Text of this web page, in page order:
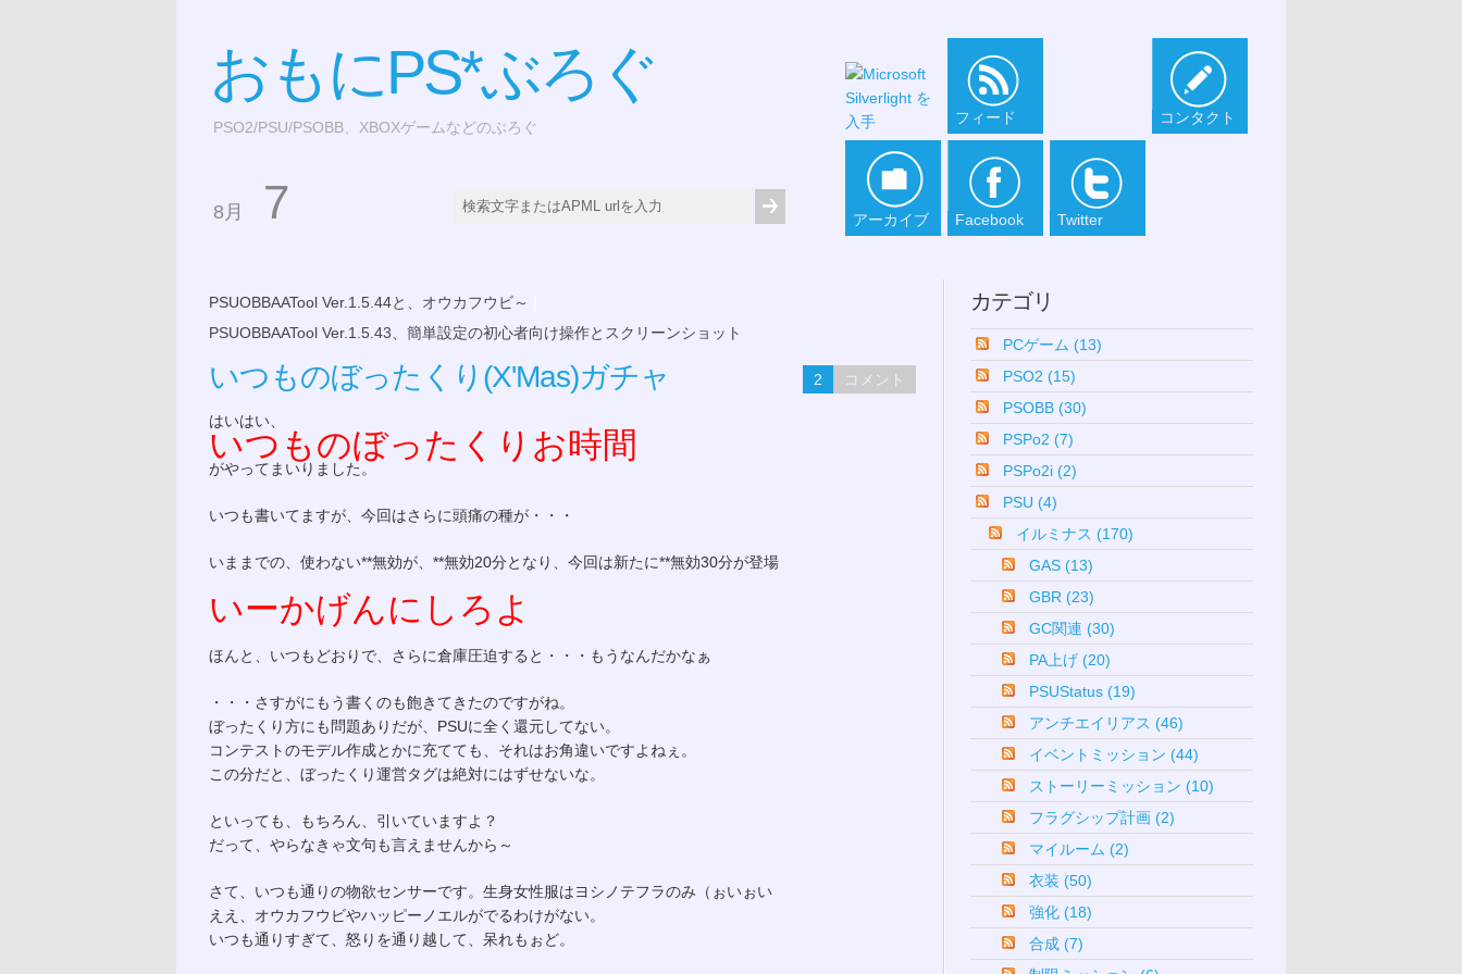
おもにPS*ぶろぐ
PSO2/PSU/PSOBB、XBOXゲームなどのぶろぐ
8月 7
フィード コンタクト
アーカイブ Facebook Twitter
PSUOBBAATool Ver.1.5.44と、オウカフウビ～
PSUOBBAATool Ver.1.5.43、簡単設定の初心者向け操作とスクリーンショット
いつものぼったくり(X'Mas)ガチャ 2 コメント
はいはい、
いつものぼったくりお時間
がやってまいりました。
いつも書いてますが、今回はさらに頭痛の種が・・・
いままでの、使わない**無効が、**無効20分となり、今回は新たに**無効30分が登場
いーかげんにしろよ
ほんと、いつもどおりで、さらに倉庫圧迫すると・・・もうなんだかなぁ
・・・さすがにもう書くのも飽きてきたのですがね。
ぼったくり方にも問題ありだが、PSUに全く還元してない。
コンテストのモデル作成とかに充てても、それはお角違いですよねぇ。
この分だと、ぼったくり運営タグは絶対にはずせないな。
といっても、もちろん、引いていますよ？
だって、やらなきゃ文句も言えませんから～
さて、いつも通りの物欲センサーです。生身女性服はヨシノテフラのみ（ぉいぉい
ええ、オウカフウビやハッピーノエルがでるわけがない。
いつも通りすぎて、怒りを通り越して、呆れもぉど。
カテゴリ
PCゲーム (13)
PSO2 (15)
PSOBB (30)
PSPo2 (7)
PSPo2i (2)
PSU (4)
イルミナス (170)
GAS (13)
GBR (23)
GC関連 (30)
PA上げ (20)
PSUStatus (19)
アンチエイリアス (46)
イベントミッション (44)
ストーリーミッション (10)
フラグシップ計画 (2)
マイルーム (2)
衣装 (50)
強化 (18)
合成 (7)